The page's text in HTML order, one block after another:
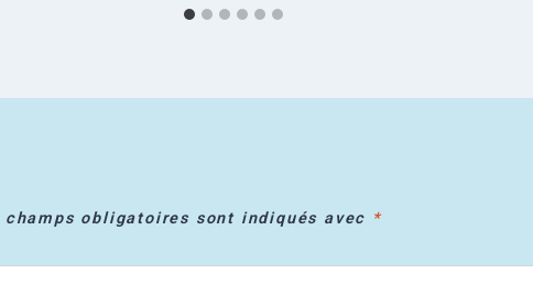
champs obligatoires sont indiqués avec *